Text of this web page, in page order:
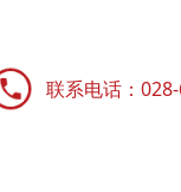
联系电话：